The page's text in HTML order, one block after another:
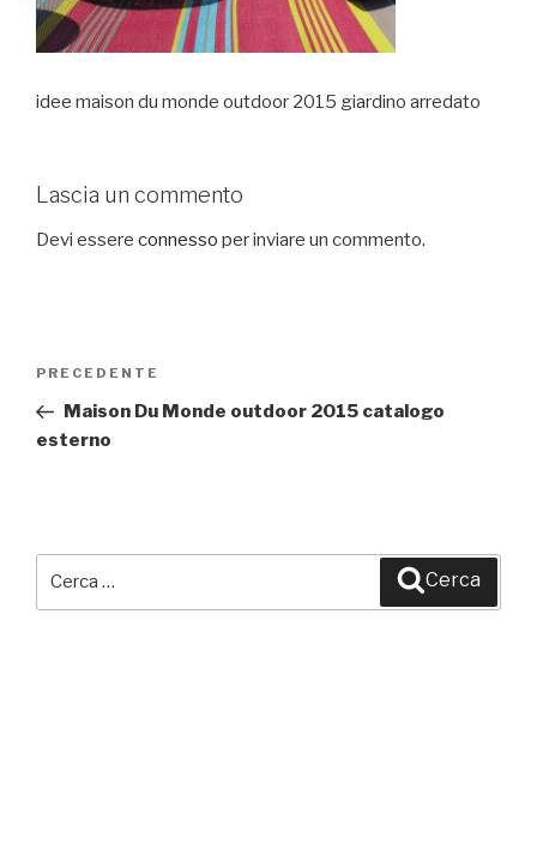
idee maison du monde outdoor 2015 giardino arredato
Lascia un commento
Devi essere connesso per inviare un commento.
Navigazione
Articolo
precedente:
PRECEDENTE
Maison Du Monde outdoor 2015 catalogo
esterno
Cerca